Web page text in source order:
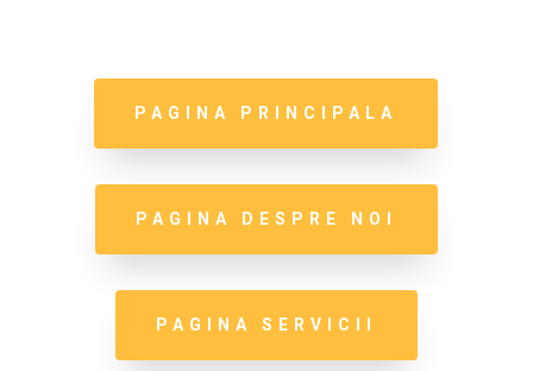
PAGINA PRINCIPALA
PAGINA DESPRE NOI
PAGINA SERVICII